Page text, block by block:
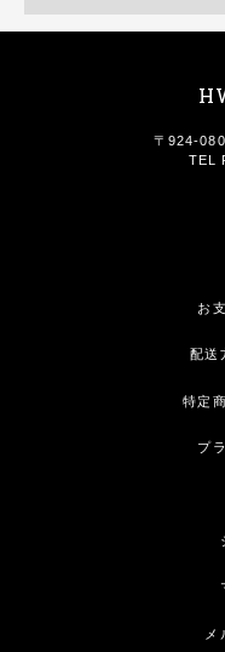
〒924-
TEL
お
配送
特定
プ
メ